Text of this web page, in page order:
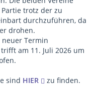
trotz der zu
durchzuführen, da
drohen.
Termin
am 11. Juli 2026 um
sind HIER zu finden.